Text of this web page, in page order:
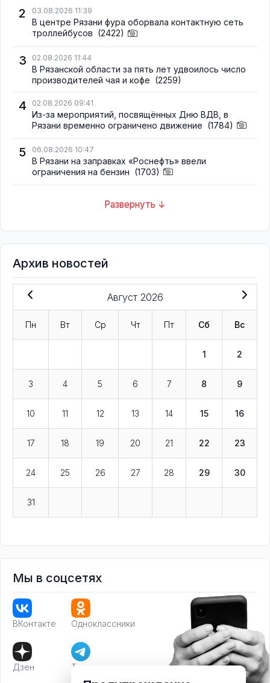
2 03.08.2026 11:39
В центре Рязани фура оборвала контактную сеть
троллейбусов (2422)
3 02.08.2026 11:44
В Рязанской области за пять лет удвоилось число
производителей чая и кофе (2259)
4 02.08.2026 09:41
Из-за мероприятий, посвящённых Дню ВДВ, в
Рязани временно ограничено движение (1784)
5 06.08.2026 10:47
В Рязани на заправках «Роснефть» ввели
ограничения на бензин (1703)
Развернуть ↓
Архив новостей
Август 2026
Пн Вт Ср Чт Пт Сб Вс
1 2
3 4 5 6 7 8 9
10 11 12 13 14 15 16
17 18 19 20 21 22 23
24 25 26 27 28 29 30
31
Мы в соцсетях
ВКонтакте Одноклассники
Дзен Телеграм